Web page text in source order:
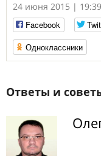
24 июня 2015 | 19:39
Facebook
Одноклассники
Ответы и